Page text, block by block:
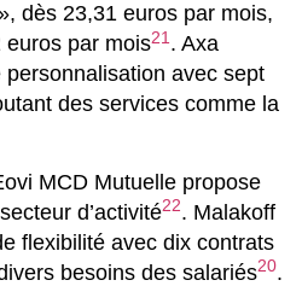
dès 23,31 euros par mois,
euros par mois21 . Axa
avec sept
des services comme la
MCD Mutuelle propose
d’activité22. Malakoff
flexibilité avec dix contrats
besoins des salariés20.